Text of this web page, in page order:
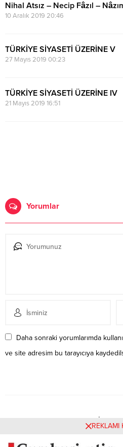
Nihal Atsız – Necip Fâzıl –
10 Aralık 2019 20:46
TÜRKİYE SİYASETİ ÜZERİNE V
27 Mayıs 2019 00:23
TÜRKİYE SİYASETİ ÜZERİNE IV
21 Mayıs 2019 16:51
Yorumlar
Daha sonraki yorumlarımda
ve site adresim bu tarayıcıya
Henüz yorum yapılmamış. İlk
aracılığıyla siz yapabilirsiniz.
REKLAMI